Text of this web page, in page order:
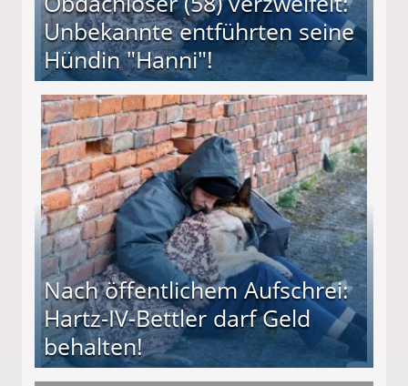
Unbekannte entführten seine
Hündin "Hanni"!
entführten seine Hündin "Hanni"!
Nach öffentlichem Aufschrei:
Hartz-IV-Bettler darf Geld
behalten!